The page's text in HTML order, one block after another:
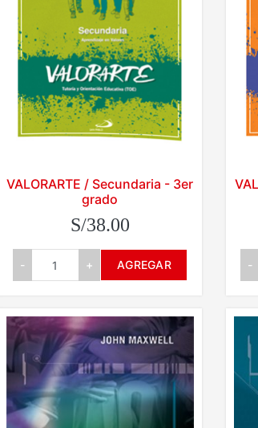
VALORARTE / Secundaria - 3er
grado
S/38.00
- + AGREGAR -